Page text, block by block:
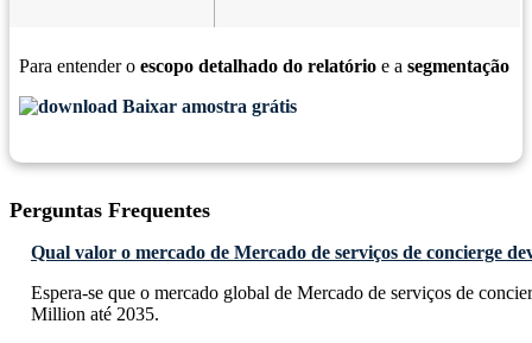
Para entender o escopo detalhado do relatório e a segmentação
Baixar amostra grátis
Perguntas Frequentes
Qual valor o mercado de Mercado de serviços de concierge
Espera-se que o mercado global de Mercado de serviços de
Million até 2035.